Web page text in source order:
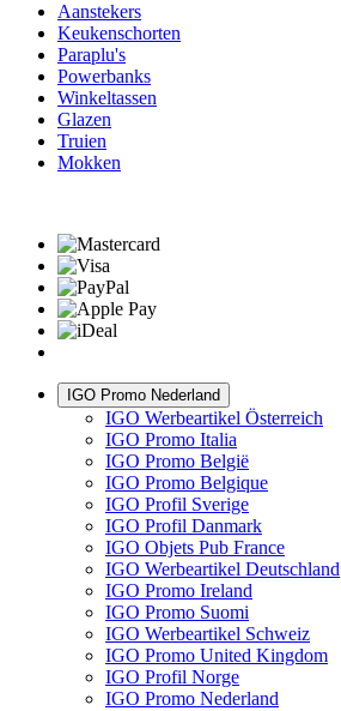
Aanstekers
Keukenschorten
Paraplu's
Powerbanks
Winkeltassen
Glazen
Truien
Mokken
IGO Promo Nederland
IGO Werbeartikel Österreich
IGO Promo Italia
IGO Promo België
IGO Promo Belgique
IGO Profil Sverige
IGO Profil Danmark
IGO Objets Pub France
IGO Werbeartikel Deutschland
IGO Promo Ireland
IGO Promo Suomi
IGO Werbeartikel Schweiz
IGO Promo United Kingdom
IGO Profil Norge
IGO Promo Nederland